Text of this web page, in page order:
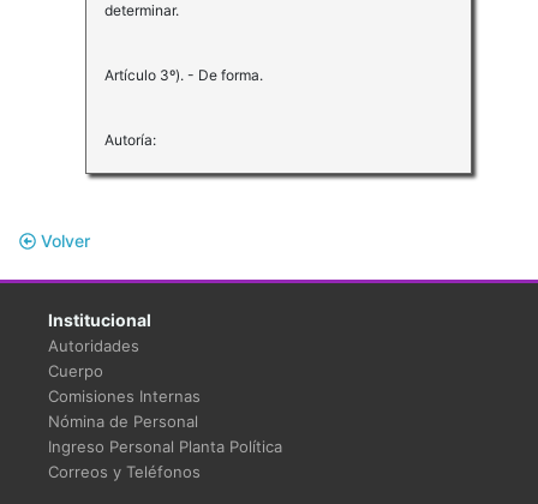
determinar.
Artículo 3º). - De forma.
Autoría:
Volver
Institucional
Autoridades
Cuerpo
Comisiones Internas
Nómina de Personal
Ingreso Personal Planta Política
Correos y Teléfonos